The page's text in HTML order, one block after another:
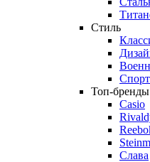
Стиль
Топ-бренды
Casio
Слава